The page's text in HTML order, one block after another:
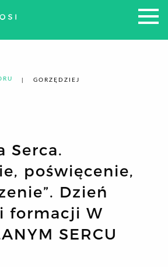
GORZĘDZIEJ
Serca.
poświęcenie,
Dzień
formacji W
SERCU